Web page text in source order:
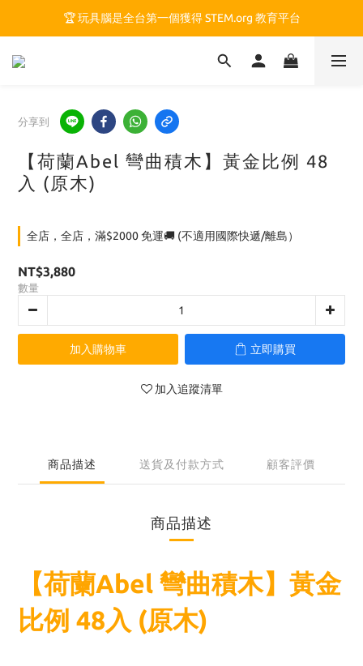
🏆 玩具腦是全台第一個獲得 STEM.org 教育平台
🏆 玩具腦是全台第一個獲得 STEM.org 教育平台
🍎 玩具腦最特別的 VIP 制度 👉
分享到
【荷蘭Abel 彎曲積木】黃金比例 48
入 (原木)
全店，全店，滿$2000 免運🚚 (不適用國際快遞/離島）
NT$3,880
數量
加入購物車 立即購買
加入追蹤清單
商品描述 送貨及付款方式 顧客評價
商品描述
【荷蘭Abel 彎曲積木】黃金
比例 48入 (原木)